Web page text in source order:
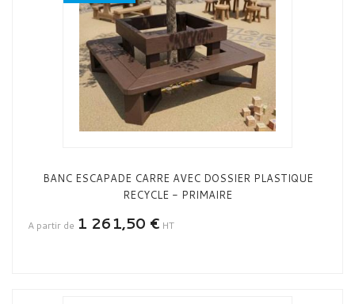
BANC ESCAPADE CARRE AVEC DOSSIER PLASTIQUE
RECYCLE - PRIMAIRE
A partir de 1 261,50 € HT